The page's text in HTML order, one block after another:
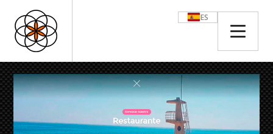
ES